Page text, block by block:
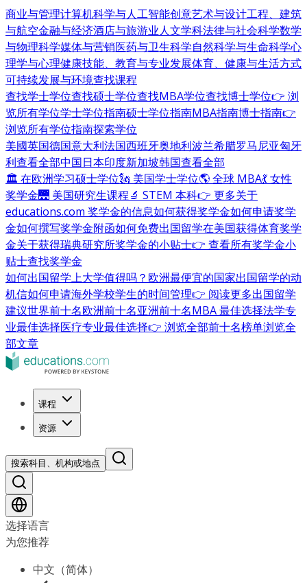
商业与管理计算机科学与人工智能创意艺术与设计工程、建筑
与航空金融与经济酒店与旅游业人文学科法律与社会科学数学
与物理科学媒体与营销医药与卫生科学自然科学与生命科学心
理学与心理健康技能、教育与专业发展体育、健康与生活方式
可持续发展与环境查找课程
查找学士学位查找硕士学位查找MBA学位查找博士学位👉 浏
览所有学位学士学位指南硕士学位指南MBA指南博士指南👉
浏览所有学位指南探索学位
美國英国德国意大利法国西班牙奥地利波兰希腊罗马尼亚匈牙
利查看全部中国日本印度新加坡韩国查看全部
🏛 在欧洲学习硕士学位🗽 美国学士学位🌎 全球 MBA💃 女性
奖学金🌉 美国研究生课程🔬 STEM 本科👉 更多关于
educations.com 奖学金的信息如何获得奖学金如何申请奖学
金如何撰写奖学金附函如何免费出国留学在美国获得体育奖学
金关于获得瑞典研究所奖学金的小贴士👉 查看所有奖学金小
贴士查找奖学金
如何出国留学上大学值得吗？ 欧洲最便宜的国家出国留学的动
机信如何申请海外学校学生的时间管理👉 阅读更多出国留学
建议世界前十名欧洲前十名亚洲前十名MBA 最佳选择法学专
业最佳选择医疗专业最佳选择👉 浏览全部前十名榜单浏览全
部文章
课程
资源
搜索科目、机构或地点
选择语言
为您推荐
中文（简体）